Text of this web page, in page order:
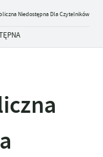
Niedostępna Dla Czytelników